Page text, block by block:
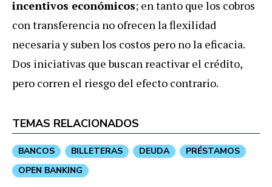
incentivos económicos; en tanto que los cobros
con transferencia no ofrecen la flexilidad
necesaria y suben los costos pero no la eficacia.
Dos iniciativas que buscan reactivar el crédito,
pero corren el riesgo del efecto contrario.
TEMAS RELACIONADOS
BANCOS BILLETERAS DEUDA
PRÉSTAMOS
OPEN BANKING